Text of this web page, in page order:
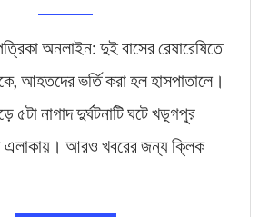
অনলাইন: দুই বাসের রেষারেষিতে
আহতদের ভর্তি করা হল হাসপাতালে।
৫টা নাগাদ দুর্ঘটনাটি ঘটে খড়্গপুর
এলাকায়। আরও খবরের জন্য ক্লিক